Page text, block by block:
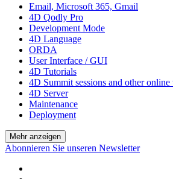
Email, Microsoft 365, Gmail
4D Qodly Pro
Development Mode
4D Language
ORDA
User Interface / GUI
4D Tutorials
4D Summit sessions and other online
4D Server
Maintenance
Deployment
Mehr anzeigen
Abonnieren Sie unseren Newsletter